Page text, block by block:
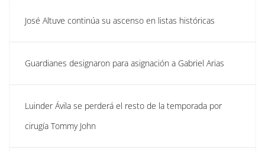
José Altuve continúa su ascenso en listas históricas
Guardianes designaron para asignación a Gabriel Arias
Luinder Ávila se perderá el resto de la temporada por
cirugía Tommy John